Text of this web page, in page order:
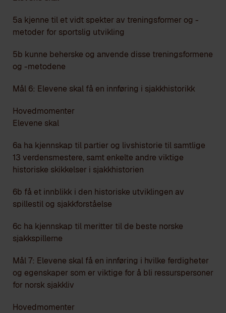
5a kjenne til et vidt spekter av treningsformer og -
metoder for sportslig utvikling
5b kunne beherske og anvende disse treningsformene
og -metodene
Mål 6: Elevene skal få en innføring i sjakkhistorikk
Hovedmomenter
Elevene skal
6a ha kjennskap til partier og livshistorie til samtlige
13 verdensmestere, samt enkelte andre viktige
historiske skikkelser i sjakkhistorien
6b få et innblikk i den historiske utviklingen av
spillestil og sjakkforståelse
6c ha kjennskap til meritter til de beste norske
sjakkspillerne
Mål 7: Elevene skal få en innføring i hvilke ferdigheter
og egenskaper som er viktige for å bli ressurspersoner
for norsk sjakkliv
Hovedmomenter